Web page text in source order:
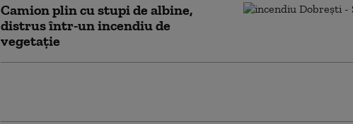
Camion plin cu stupi de albine,
distrus într-un incendiu de
vegetație